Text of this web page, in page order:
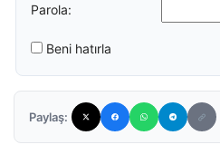
Parola:
Beni hatırla
Paylaş: